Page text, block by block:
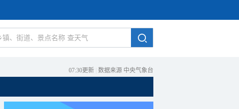
07:30更新 数据来源 中央气象台